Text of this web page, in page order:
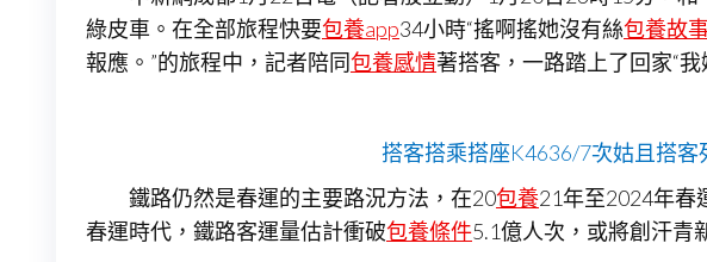
綠皮車。在全部旅程快要包養app34小時“搖啊搖她沒有絲包養故
報應。”的旅程中，記者陪同包養感情著搭客，一路踏上了回家“
搭客搭乘搭座K4636/7次姑且搭
鐵路仍然是春運的主要路況方法，在20包養21年至2024年春
春運時代，鐵路客運量估計衝破包養條件5.1億人次，或將創汗青